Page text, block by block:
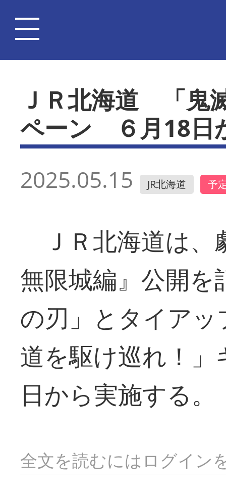
ＪＲ北海道 「鬼
ペーン ６月18日
2025.05.15 JR北海道 予
ＪＲ北海道は、
無限城編』公開
の刃」とタイア
道を駆け巡れ！
日から実施する。
全文を読むにはログイン